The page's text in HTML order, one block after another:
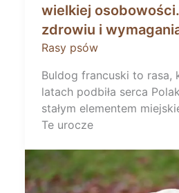
wielkiej
zdrowiu i
Rasy psów
Buldog francuski to rasa,
latach podbiła serca
stałym elementem
Te urocze